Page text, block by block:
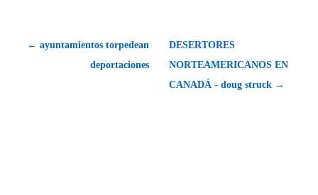
← ayuntamientos torpedean
deportaciones
DESERTORES
NORTEAMERICANOS EN
CANADÁ - doug struck →